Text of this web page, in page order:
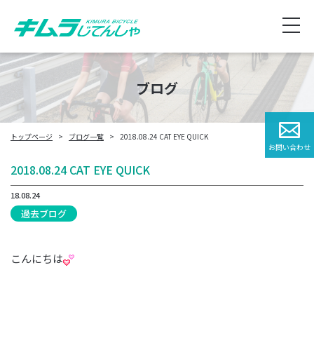
ブログ
トップページ ブログ一覧 2018.08.24 CAT EYE QUICK
2018.08.24 CAT EYE QUICK
18.08.24
過去ブログ
こんにちは
お問い合わせ